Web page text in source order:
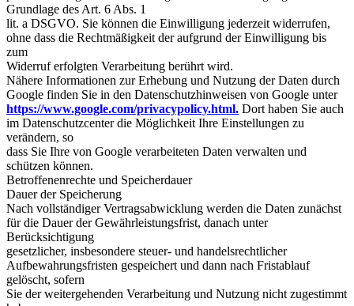
Grundlage des Art. 6 Abs. 1
lit. a DSGVO. Sie können die Einwilligung jederzeit widerrufen,
ohne dass die Rechtmäßigkeit der aufgrund der Einwilligung bis
zum
Widerruf erfolgten Verarbeitung berührt wird.
Nähere Informationen zur Erhebung und Nutzung der Daten durch
Google finden Sie in den Datenschutzhinweisen von Google unter
https://www.google.com/privacypolicy.html. Dort haben Sie auch
im Datenschutzcenter die Möglichkeit Ihre Einstellungen zu
verändern, so
dass Sie Ihre von Google verarbeiteten Daten verwalten und
schützen können.
Betroffenenrechte und Speicherdauer
Dauer der Speicherung
Nach vollständiger Vertragsabwicklung werden die Daten zunächst
für die Dauer der Gewährleistungsfrist, danach unter
Berücksichtigung
gesetzlicher, insbesondere steuer- und handelsrechtlicher
Aufbewahrungsfristen gespeichert und dann nach Fristablauf
gelöscht, sofern
Sie der weitergehenden Verarbeitung und Nutzung nicht zugestimmt